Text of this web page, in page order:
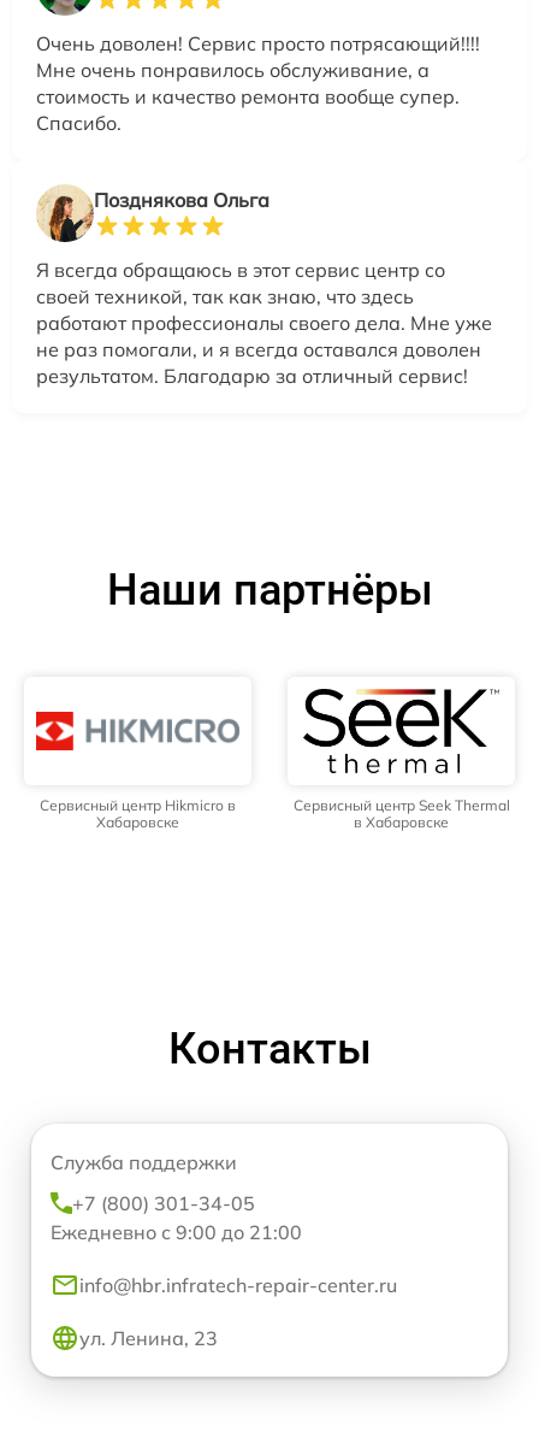
Очень доволен! Сервис просто потрясающий!!!!
Мне очень понравилось обслуживание, а
стоимость и качество ремонта вообще супер.
Спасибо.
Позднякова Ольга
Я всегда обращаюсь в этот сервис центр со
своей техникой, так как знаю, что здесь
работают профессионалы своего дела. Мне уже
не раз помогали, и я всегда оставался доволен
результатом. Благодарю за отличный сервис!
Наши партнёры
Сервисный центр Hikmicro в
Хабаровске
Сервисный центр Seek Thermal
в Хабаровске
Контакты
Служба поддержки
+7 (800) 301-34-05
Ежедневно с 9:00 до 21:00
info@hbr.infratech-repair-center.ru
ул. Ленина, 23